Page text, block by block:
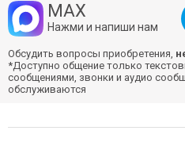
MAX
Нажми и напиши нам
Обсудить вопросы приобретения,
*Доступно общение только
сообщениями, звонки и аудио
обслуживаются